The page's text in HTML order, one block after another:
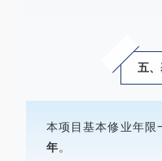
五
本项目基本修业年限
年。